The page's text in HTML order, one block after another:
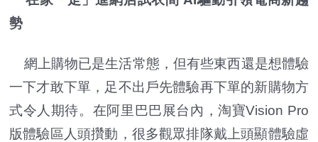
勢
網上購物已是生活常態，但有些東西還是想體驗
一下才敢下單，足不出戶先體驗再下單的新購物方
式令人期待。在阿里巴巴展台內，淘寶Vision Pro
版體驗區人頭攢動，很多觀眾排隊戴上頭顯體驗虛